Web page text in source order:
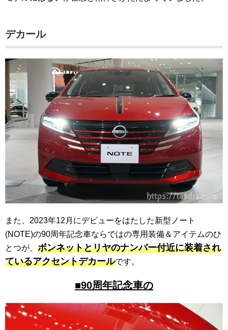
デカール
また、2023年12月にデビューをはたした新型ノート
(NOTE)の90周年記念車ならではの専用装備＆アイテムのひ
とつが、 ボンネットとリヤのナンバー付近に装着され
ているアクセントデカールです。
■90周年記念車の